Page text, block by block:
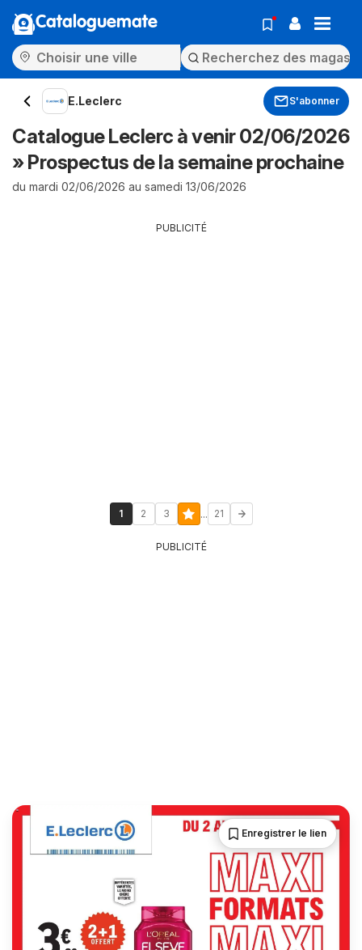
Cataloguemate
E.Leclerc S'abonner
Catalogue Leclerc à venir 02/06/2026
» Prospectus de la semaine prochaine
du mardi 02/06/2026 au samedi 13/06/2026
PUBLICITÉ
1 2 3 ... 21
PUBLICITÉ
Enregistrer le lien